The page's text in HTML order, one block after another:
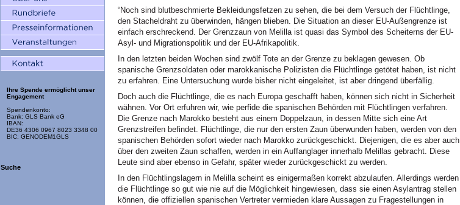
Ihre Spende ermöglicht unser
Engagement
Spendenkonto:
Bank: GLS Bank eG
IBAN:
DE36 4306 0967 8023 3348 00
BIC: GENODEM1GLS
Suche
“Noch sind blutbeschmierte Bekleidungsfetzen zu sehen, die bei dem Versuch der Flüchtlinge,
den Stacheldraht zu überwinden, hängen blieben. Die Situation an dieser EU-Außengrenze ist
einfach erschreckend. Der Grenzzaun von Melilla ist quasi das Symbol des Scheiterns der EU-
Asyl- und Migrationspolitik und der EU-Afrikapolitik.
In den letzten beiden Wochen sind zwölf Tote an der Grenze zu beklagen gewesen. Ob
spanische Grenzsoldaten oder marokkanische Polizisten die Flüchtlinge getötet haben, ist nicht
zu erfahren. Eine Untersuchung wurde bisher nicht eingeleitet, ist aber dringend überfällig.
Doch auch die Flüchtlinge, die es nach Europa geschafft haben, können sich nicht in Sicherheit
wähnen. Vor Ort erfuhren wir, wie perfide die spanischen Behörden mit Flüchtlingen verfahren.
Die Grenze nach Marokko besteht aus einem Doppelzaun, in dessen Mitte sich eine Art
Grenzstreifen befindet. Flüchtlinge, die nur den ersten Zaun überwunden haben, werden von den
spanischen Behörden sofort wieder nach Marokko zurückgeschickt. Diejenigen, die es aber auch
über den zweiten Zaun schaffen, werden in ein Auffanglager innerhalb Melillas gebracht. Diese
Leute sind aber ebenso in Gefahr, später wieder zurückgeschickt zu werden.
In den Flüchtlingslagern in Melilla scheint es einigermaßen korrekt abzulaufen. Allerdings werden
die Flüchtlinge so gut wie nie auf die Möglichkeit hingewiesen, dass sie einen Asylantrag stellen
können, die offiziellen spanischen Vertreter vermieden klare Aussagen zu Fragestellungen in